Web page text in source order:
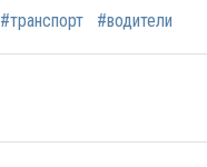
#транспорт #водители